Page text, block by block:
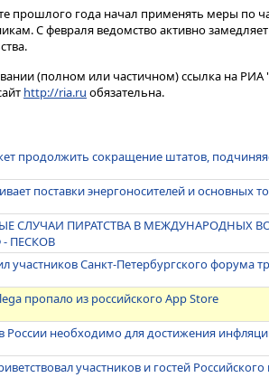
прошлого года начал применять меры по
С февраля ведомство активно
(полном или частичном) ссылка на РИА
http://ria.ru обязательна.
продолжить сокращение штатов,
поставки энергоносителей и основных
СЛУЧАИ ПИРАТСТВА В МЕЖДУНАРОДНЫХ
ПЕСКОВ
участников Санкт-Петербургского форума
пропало из российского App Store
России необходимо для достижения
участников и гостей